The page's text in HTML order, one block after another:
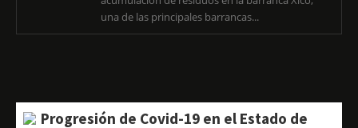
una de las principales barrancas...